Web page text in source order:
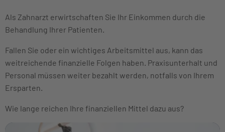
Als Zahnarzt erwirtschaften Sie Ihr Einkommen durch die
Behandlung Ihrer Patienten.
Fallen Sie oder ein wichtiges Arbeitsmittel aus, kann das
weitreichende finanzielle Folgen haben. Praxisunterhalt und
Personal müssen weiter bezahlt werden, notfalls von Ihrem
Ersparten.
Wie lange reichen Ihre finanziellen Mittel dazu aus?